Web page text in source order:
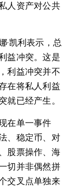
人资产对公共
·凯利表示，总
益冲突。这是
利益冲突并不
在将私人利益
就已经产生。
在单一事件
、稳定币、对
股票操作、海
切并非偶然拼
交叉点单独来